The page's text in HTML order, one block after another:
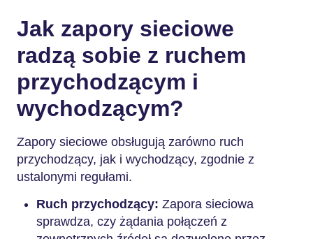
Jak zapory sieciowe
radzą sobie z ruchem
przychodzącym i
wychodzącym?
Zapory sieciowe obsługują zarówno ruch
przychodzący, jak i wychodzący, zgodnie z
ustalonymi regułami.
Ruch przychodzący: Zapora sieciowa
sprawdza, czy żądania połączeń z